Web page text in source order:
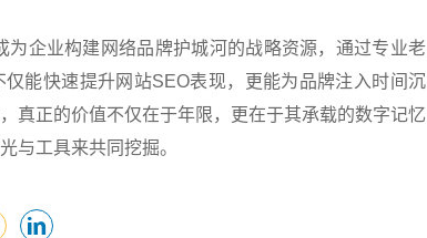
为企业构建网络品牌护城河的战略资源，通过专业老
能快速提升网站SEO表现，更能为品牌注入时间沉
真正的价值不仅在于年限，更在于其承载的数字记忆
工具来共同挖掘。